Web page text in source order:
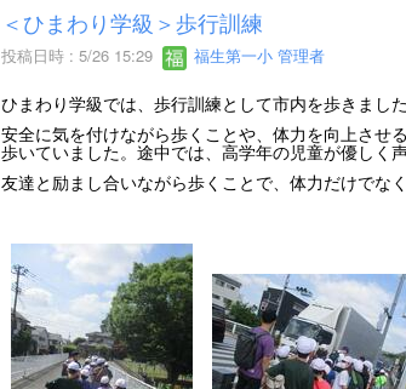
＜ひまわり学級＞歩行訓練
投稿日時 : 5/26 15:29 福生第一小 管理者
ひまわり学級では、歩行訓練として市内を歩きました
安全に気を付けながら歩くことや、体力を向上させ
歩いていました。途中では、高学年の児童が優しく
友達と励まし合いながら歩くことで、体力だけでな